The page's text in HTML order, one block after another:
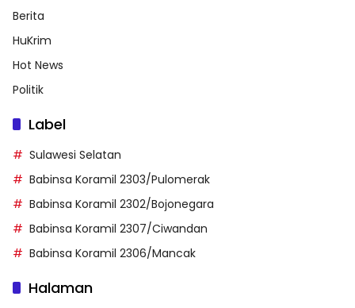
Berita
HuKrim
Hot News
Politik
Label
Sulawesi Selatan
Babinsa Koramil 2303/Pulomerak
Babinsa Koramil 2302/Bojonegara
Babinsa Koramil 2307/Ciwandan
Babinsa Koramil 2306/Mancak
Halaman